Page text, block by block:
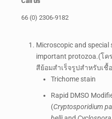
66 (0) 2306-9182
Microscopic and special
important protozoa.(โ
สีย้อมสำเร็จรูปสำหรับเ
Trichome stain
Rapid DMSO
(Cryptosporidium